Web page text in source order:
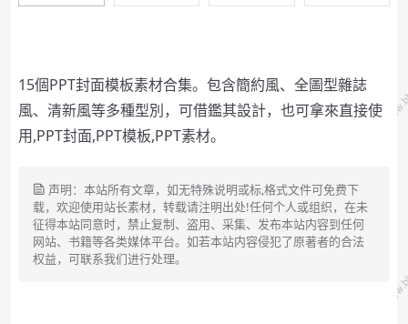
15個PPT封面模板素材合集。包含簡約風、全圖型雜誌
風、清新風等多種型別，可借鑑其設計，也可拿來直接使
用,PPT封面,PPT模板,PPT素材。
声明：本站所有文章，如无特殊说明或标,格式文件可免费下
载，欢迎使用站长素材，转载请注明出处!任何个人或组织，在未
征得本站同意时，禁止复制、盗用、采集、发布本站内容到任何
网站、书籍等各类媒体平台。如若本站内容侵犯了原著者的合法
权益，可联系我们进行处理。